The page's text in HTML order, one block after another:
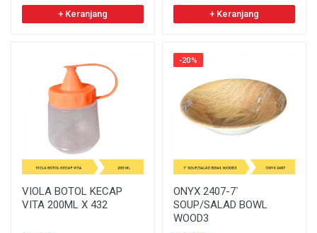
+ Keranjang + Keranjang
VIOLA BOTOL KECAP
VITA 200ML X 432
-20%
ONYX 2407-7`
SOUP/SALAD BOWL
WOOD3